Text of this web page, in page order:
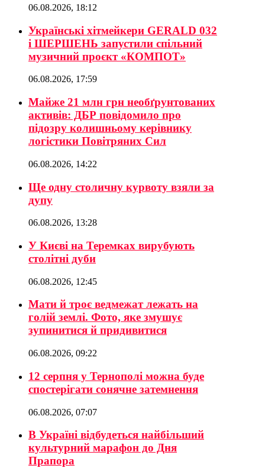
06.08.2026, 18:12
Українські хітмейкери GERALD 032
і ШЕРШЕНЬ запустили спільний
музичний проєкт «КОМПОТ»
06.08.2026, 17:59
Майже 21 млн грн необґрунтованих
активів: ДБР повідомило про
підозру колишньому керівнику
логістики Повітряних Сил
06.08.2026, 14:22
Ще одну столичну курвоту взяли за
дупу
06.08.2026, 13:28
У Києві на Теремках вирубують
столітні дуби
06.08.2026, 12:45
Мати й троє ведмежат лежать на
голій землі. Фото, яке змушує
зупинитися й придивитися
06.08.2026, 09:22
12 серпня у Тернополі можна буде
спостерігати сонячне затемнення
06.08.2026, 07:07
В Україні відбудеться найбільший
культурний марафон до Дня
Прапора